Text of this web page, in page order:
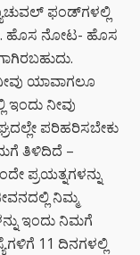
ಫಂಡ್‌ಗಳಲ್ಲಿ
ಹೊಸ ನೋಟ- ಹೊಸ
ಯಾವಾಗಲೂ
ನೀವು
ಪರಿಹರಿಸಬೇಕು
ತಿಳಿದಿದೆ –
ಪ್ರಯತ್ನಗಳನ್ನು
ನಿಮ್ಮ
ಇಂದು ನಿಮಗೆ
11 ದಿನಗಳಲ್ಲಿ